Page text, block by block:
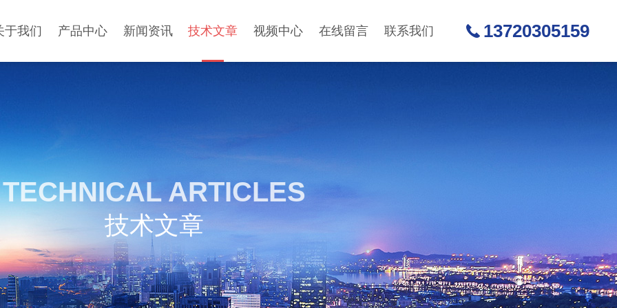
于我们 产品中心 新闻资讯 技术文章 视频中心 在线留言 联系我们 13720305159
TECHNICAL ARTICLES
技术文章